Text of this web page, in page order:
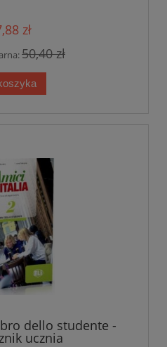
zł
50,40 zł
dello studente -
ucznia